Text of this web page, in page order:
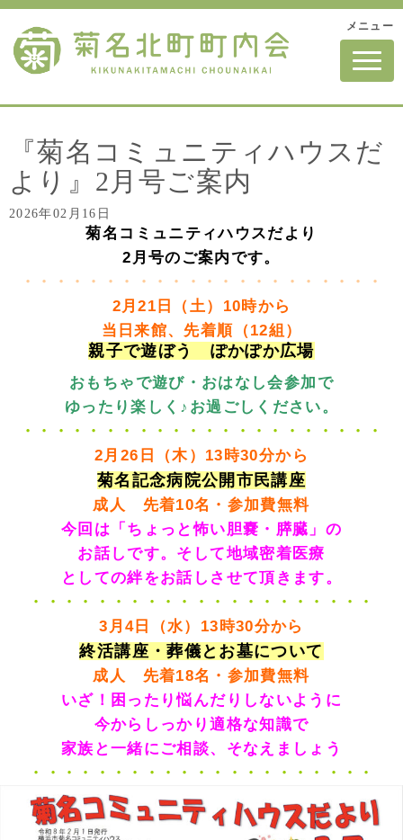
メニュー
N
a
v
t
i
『菊名コミュニティハウスだ
より』2月号ご案内
2026年02月16日
菊名コミュニティハウスだより
2 月号のご案内です。
・・・・・・・・・・・・・・・・・・・・・・
2月21日（土）10時から
当日来館、先着順（12組）
親子で遊ぼう ぽかぽか広場
おもちゃで遊び・おはなし会参加で
ゆったり楽しく♪お過ごしください。
・・・・・・・・・・・・・・・・・・・・・・
2月26日（木）13時30分から
菊名記念病院公開市民講座
成人 先着10名・参加費無料
今回は「ちょっと怖い胆嚢・膵臓」 の
お話しです。そして地域密着医療
としての絆をお話しさせて頂きます。
・・・・・・・・・・・・・・・・・・・・・
3月4日（水）13時30分から
終活講座・葬儀とお墓について
成人 先着18名・参加費無料
いざ！困ったり悩んだりしないように
今からしっかり適格な知識で
家族と一緒にご相談、そなえましょう
・・・・・・・・・・・・・・・・・・・・・